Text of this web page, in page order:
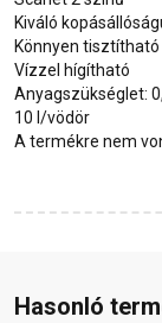
Kiváló
Könnyen tisztítható
Vízzel hígítható
Anyagszükséglet:
10 l/vödör
A termékre nem
Hasonló